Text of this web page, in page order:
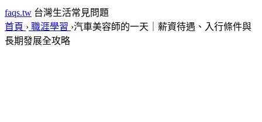
faqs.tw 台灣生活常見問題
首頁 › 職涯學習 ›汽車美容師的一天｜薪資待遇、入行條件與
長期發展全攻略